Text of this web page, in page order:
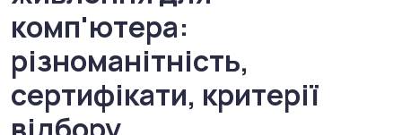
комп'ютера:
різноманітність,
сертифікати, критерії